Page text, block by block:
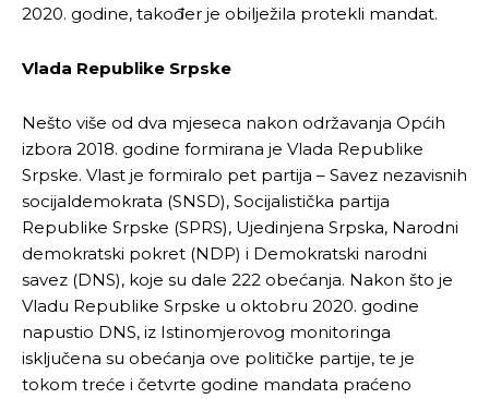
2020. godine, također je obilježila protekli mandat.
Vlada Republike Srpske
Nešto više od dva mjeseca nakon održavanja Općih
izbora 2018. godine formirana je Vlada Republike
Srpske. Vlast je formiralo pet partija – Savez nezavisnih
socijaldemokrata (SNSD), Socijalistička partija
Republike Srpske (SPRS), Ujedinjena Srpska, Narodni
demokratski pokret (NDP) i Demokratski narodni
savez (DNS), koje su dale 222 obećanja. Nakon što je
Vladu Republike Srpske u oktobru 2020. godine
napustio DNS, iz Istinomjerovog monitoringa
isključena su obećanja ove političke partije, te je
tokom treće i četvrte godine mandata praćeno